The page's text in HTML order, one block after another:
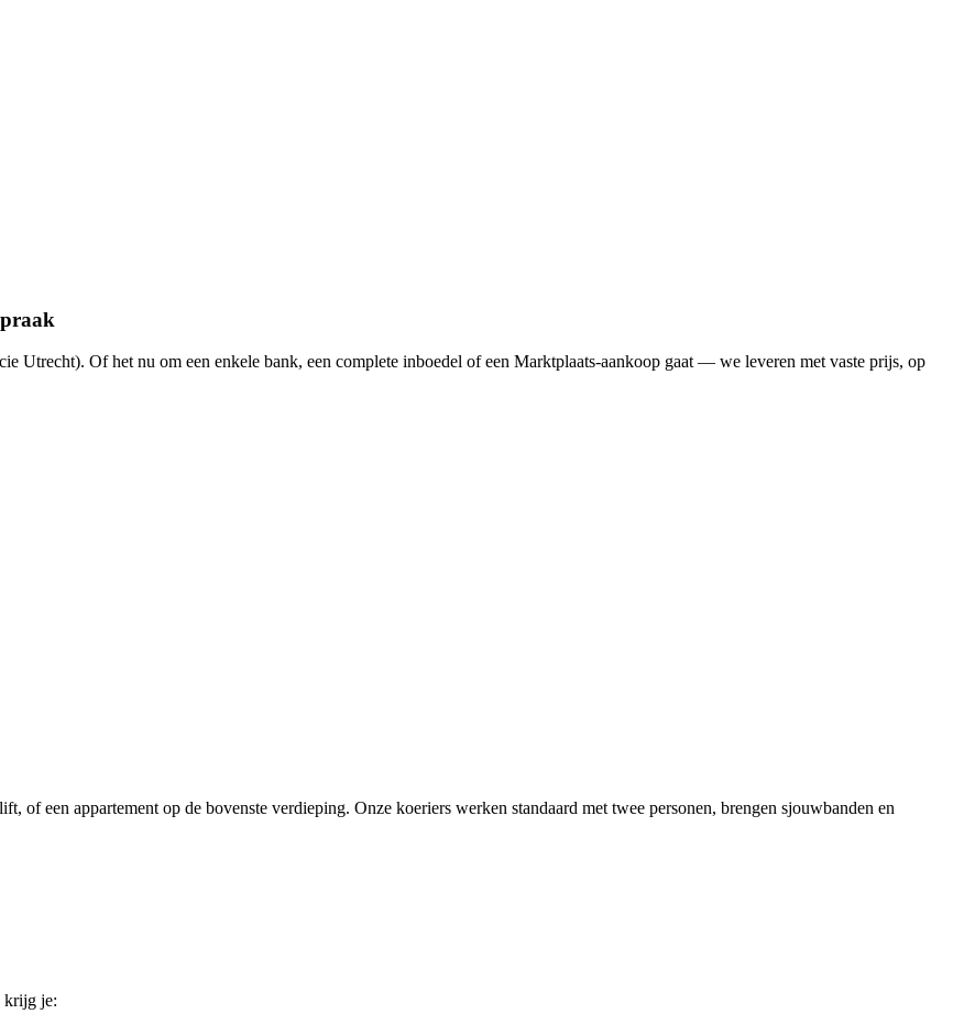
Utrecht). Of het nu om een enkele bank, een complete inboedel of een Marktplaats-aankoop gaat — we leveren met vaste prijs, op
of een appartement op de bovenste verdieping. Onze koeriers werken standaard met twee personen, brengen sjouwbanden en
krijg je: